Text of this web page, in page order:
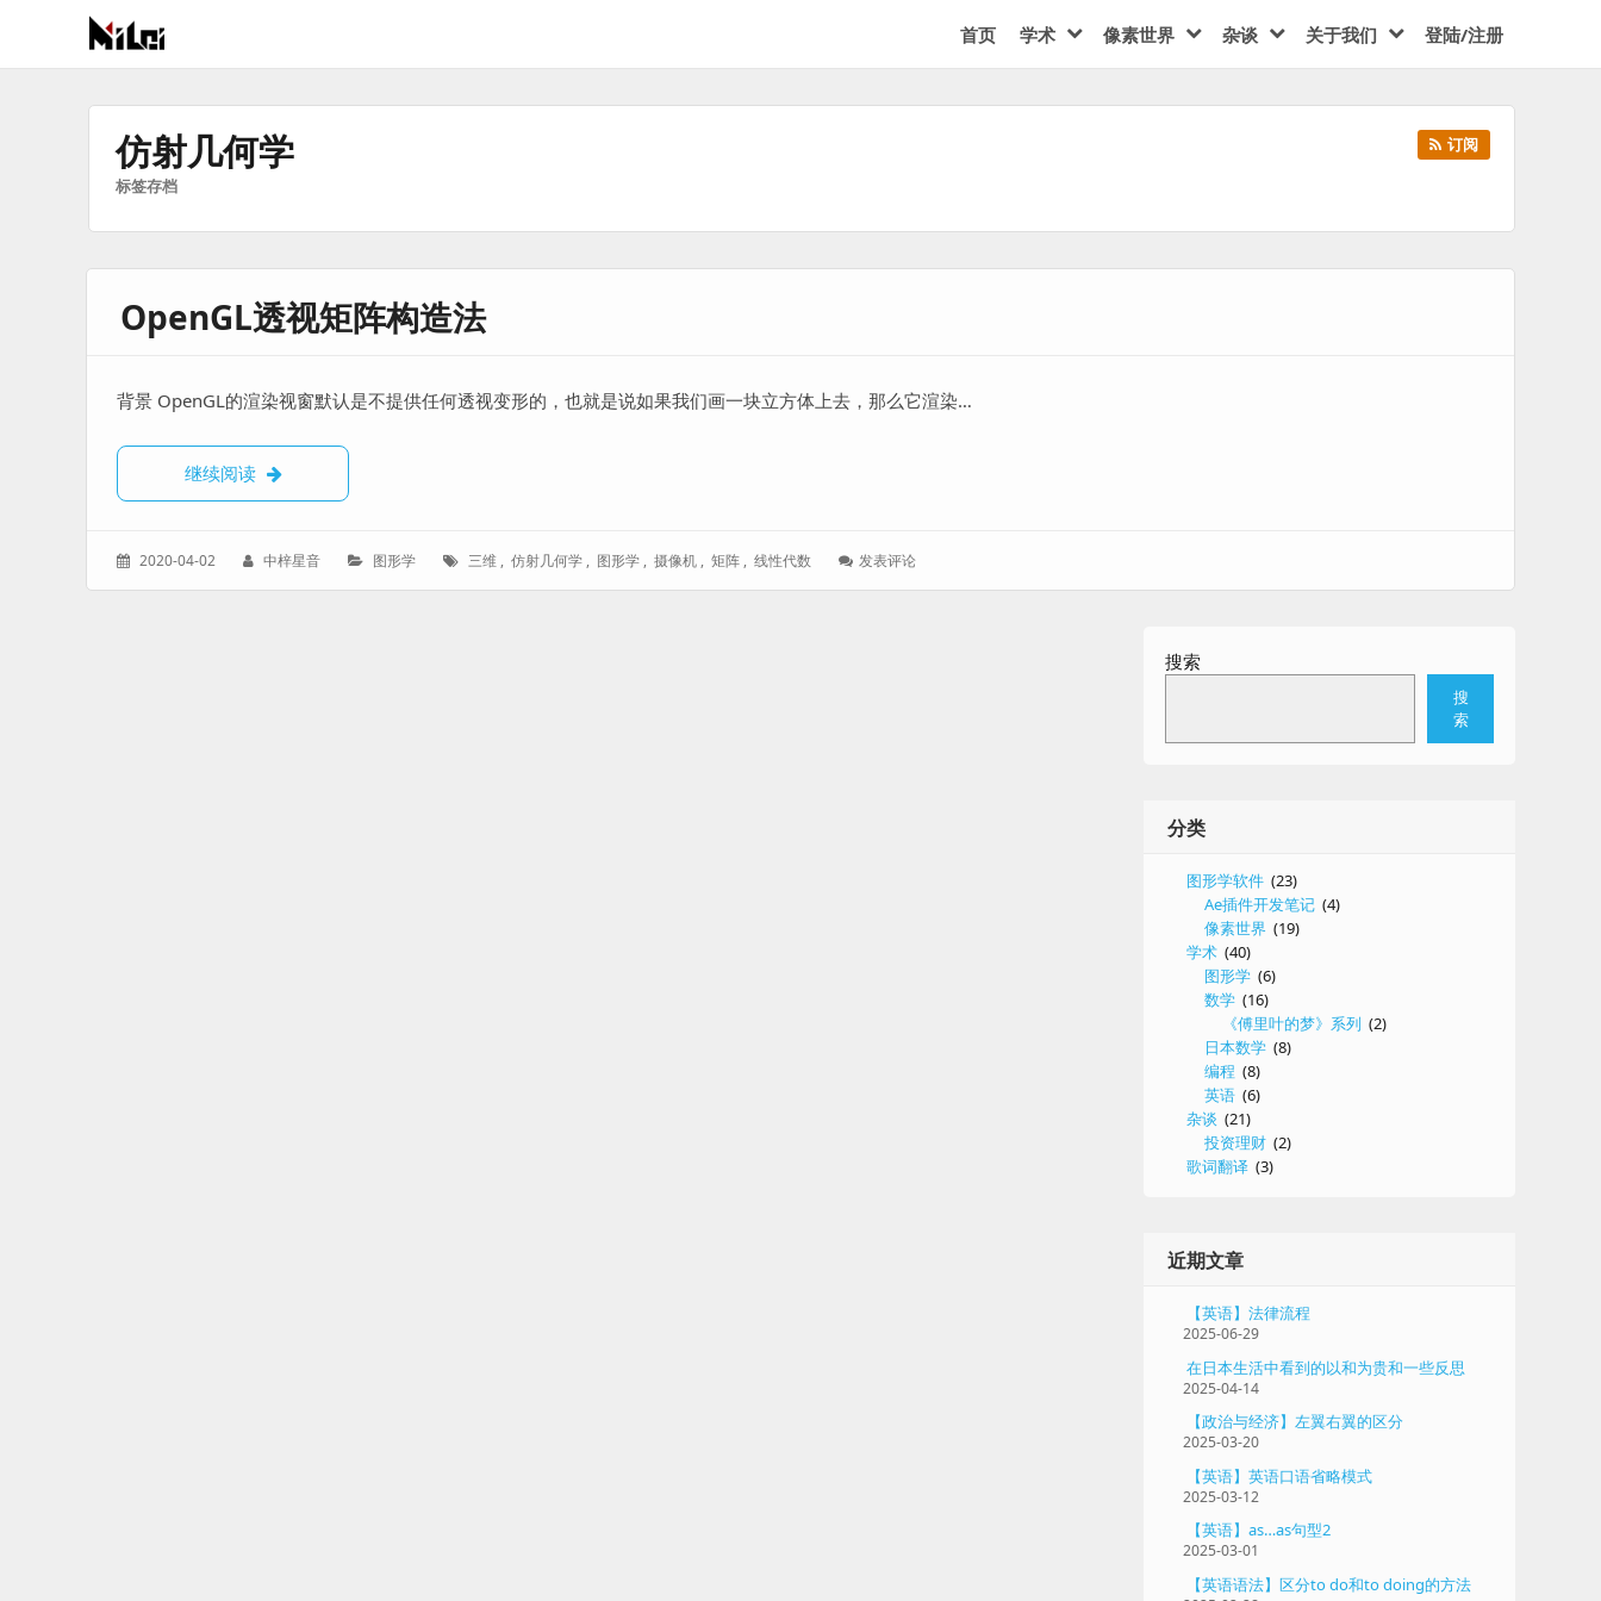
有
技
首页 学术 像素世界 杂谈 关于我们 登陆/注册
仿射几何学
标签存档
订阅
OpenGL透视矩阵构造法
背景 OpenGL的渲染视窗默认是不提供任何透视变形的，也就是说如果我们画一块立方体上去，那么它渲染…
继续阅读 OpenGL透视矩阵构造法
发
2020-04-02
作
中梓星音
分
图形学
标
三维 , 仿射几何学 , 图形学 , 摄像机 , 矩阵 , 线性代数 发表评论: OpenGL
搜索
搜
索
分类
图形学软件 (23)
Ae插件开发笔记 (4)
像素世界 (19)
学术 (40)
图形学 (6)
数学 (16)
《傅里叶的梦》系列 (2)
日本数学 (8)
编程 (8)
英语 (6)
杂谈 (21)
投资理财 (2)
歌词翻译 (3)
近期文章
【英语】法律流程
2025-06-29
在日本生活中看到的以和为贵和一些反思
2025-04-14
【政治与经济】左翼右翼的区分
2025-03-20
【英语】英语口语省略模式
2025-03-12
【英语】as…as句型2
2025-03-01
【英语语法】区分to do和to doing的方法